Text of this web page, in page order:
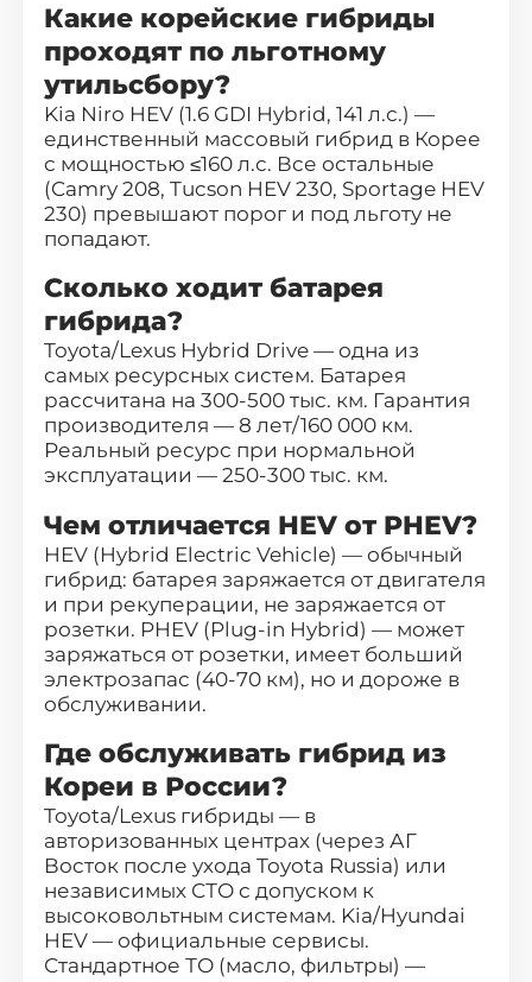
Какие корейские гибриды
проходят по льготному
утильсбору?
Kia Niro HEV (1.6 GDI Hybrid, 141 л.с.) —
единственный массовый гибрид в Корее
с мощностью ≤160 л.с. Все остальные
(Camry 208, Tucson HEV 230, Sportage HEV
230) превышают порог и под льготу не
попадают.
Сколько ходит батарея
гибрида?
Toyota/Lexus Hybrid Drive — одна из
самых ресурсных систем. Батарея
рассчитана на 300-500 тыс. км. Гарантия
производителя — 8 лет/160 000 км.
Реальный ресурс при нормальной
эксплуатации — 250-300 тыс. км.
Чем отличается HEV от PHEV?
HEV (Hybrid Electric Vehicle) — обычный
гибрид: батарея заряжается от двигателя
и при рекуперации, не заряжается от
розетки. PHEV (Plug-in Hybrid) — может
заряжаться от розетки, имеет больший
электрозапас (40-70 км), но и дороже в
обслуживании.
Где обслуживать гибрид из
Кореи в России?
Toyota/Lexus гибриды — в
авторизованных центрах (через АГ
Восток после ухода Toyota Russia) или
независимых СТО с допуском к
высоковольтным системам. Kia/Hyundai
HEV — официальные сервисы.
Стандартное ТО (масло, фильтры) —